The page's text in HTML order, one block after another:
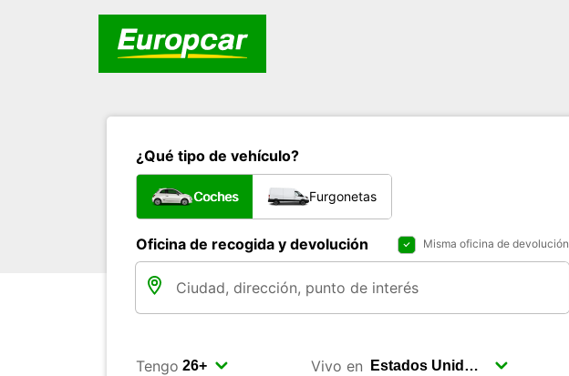
¿Qué tipo de vehículo?
Coches Furgonetas
Oficina de recogida y devolución Misma oficina de devolución
Tengo Vivo en